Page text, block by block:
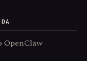
OpenClaw